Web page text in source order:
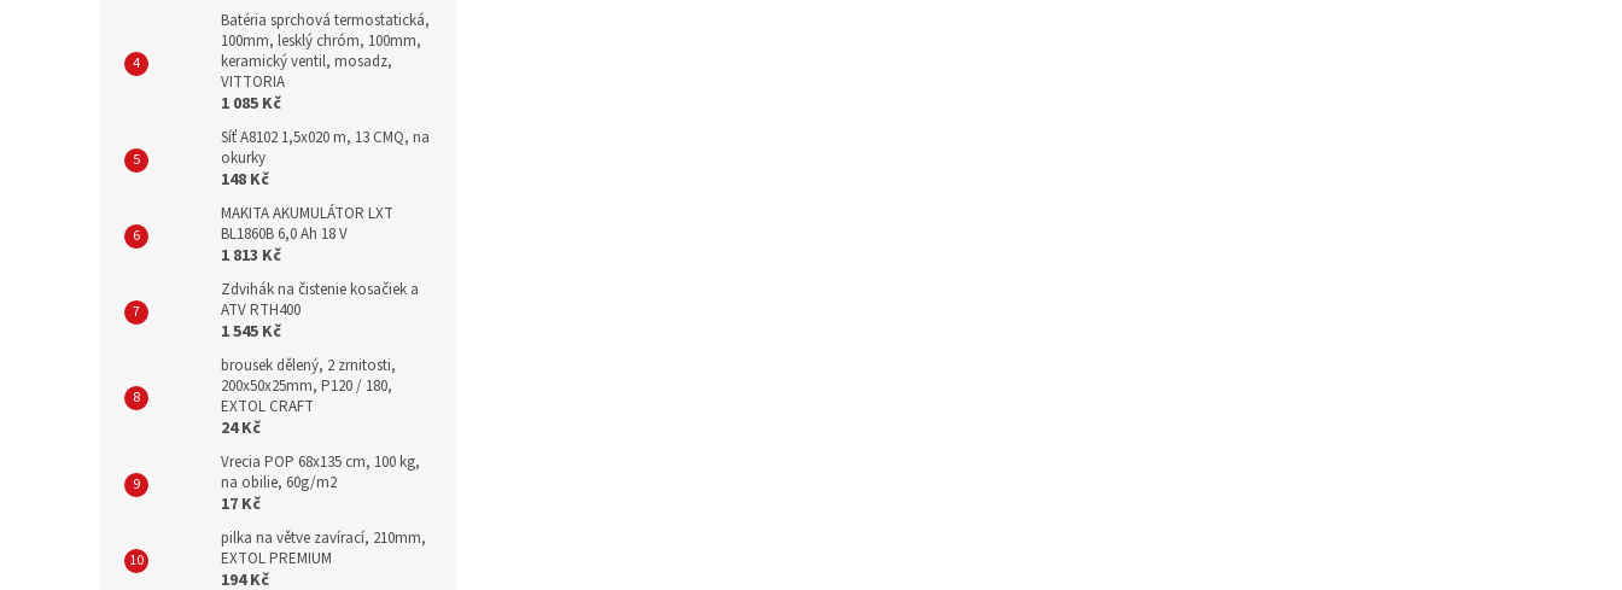
Batéria sprchová termostatická,
100mm, lesklý chróm, 100mm,
keramický ventil, mosadz,
VITTORIA
1 085 Kč
Síť A8102 1,5x020 m, 13 CMQ, na
okurky
148 Kč
MAKITA AKUMULÁTOR LXT
BL1860B 6,0 Ah 18 V
1 813 Kč
Zdvihák na čistenie kosačiek a
ATV RTH400
1 545 Kč
brousek dělený, 2 zrnitosti,
200x50x25mm, P120 / 180,
EXTOL CRAFT
24 Kč
Vrecia POP 68x135 cm, 100 kg,
na obilie, 60g/m2
17 Kč
pilka na větve zavírací, 210mm,
EXTOL PREMIUM
194 Kč